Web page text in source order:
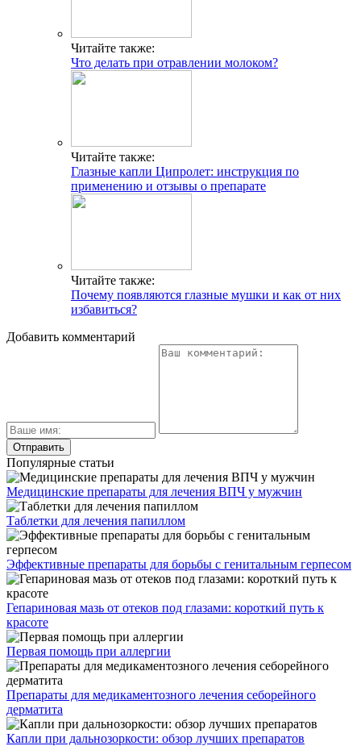
Читайте также:
Что делать при отравлении молоком?
Читайте также:
Глазные капли Ципролет: инструкция по
применению и отзывы о препарате
Читайте также:
Почему появляются глазные мушки и как от них
избавиться?
Добавить комментарий
Популярные статьи
Медицинские препараты для лечения ВПЧ у мужчин
Таблетки для лечения папиллом
Эффективные препараты для борьбы с генитальным герпесом
Гепариновая мазь от отеков под глазами: короткий путь к
красоте
Первая помощь при аллергии
Препараты для медикаментозного лечения себорейного
дерматита
Капли при дальнозоркости: обзор лучших препаратов